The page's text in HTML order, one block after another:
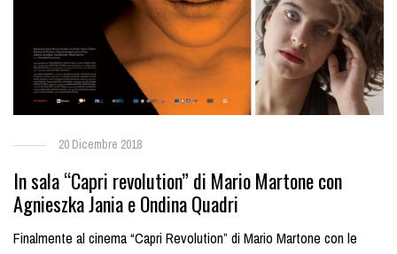
20 Dicembre 2018
In sala “Capri revolution” di Mario Martone con
Agnieszka Jania e Ondina Quadri
Finalmente al cinema “Capri Revolution” di Mario Martone con le